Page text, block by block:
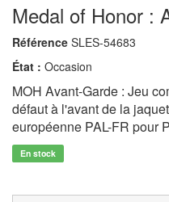
Medal of Honor :
Référence SLES-54683
État : Occasion
MOH Avant-Garde : Jeu
défaut à l'avant de la
européenne PAL-FR pour
En stock